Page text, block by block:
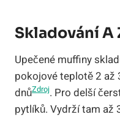
Skladování A
Upečené muffiny
pokojové teplotě 2 až
dnůZdroj. Pro delší
pytlíků. Vydrží tam až